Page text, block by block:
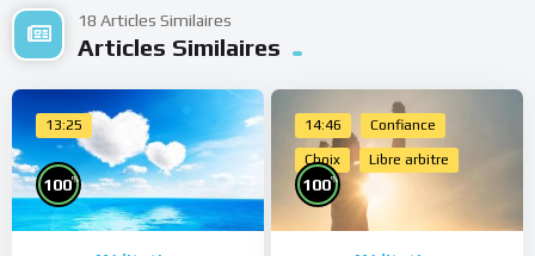
18 Articles Similaires
Articles Similaires
13:25
100%
14:46 Confiance
Choix Libre arbitre
100%